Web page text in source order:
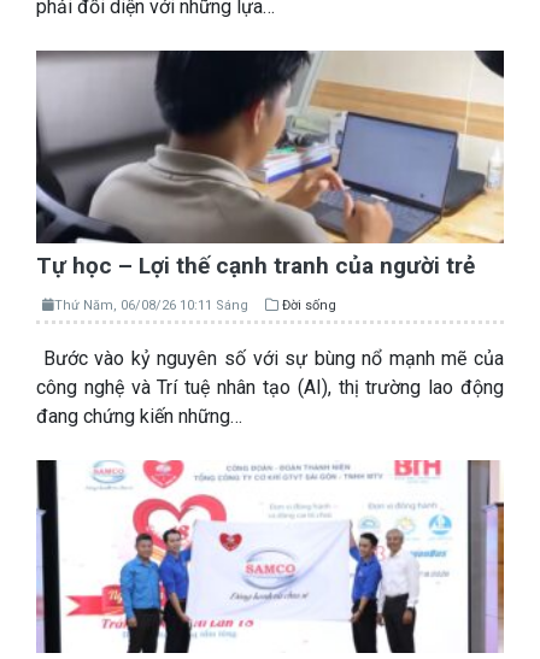
phải đối diện với những lựa…
Tự học – Lợi thế cạnh tranh của người trẻ
Thứ Năm, 06/08/26 10:11 Sáng Đời sống
Bước vào kỷ nguyên số với sự bùng nổ mạnh mẽ của
công nghệ và Trí tuệ nhân tạo (AI), thị trường lao động
đang chứng kiến những…